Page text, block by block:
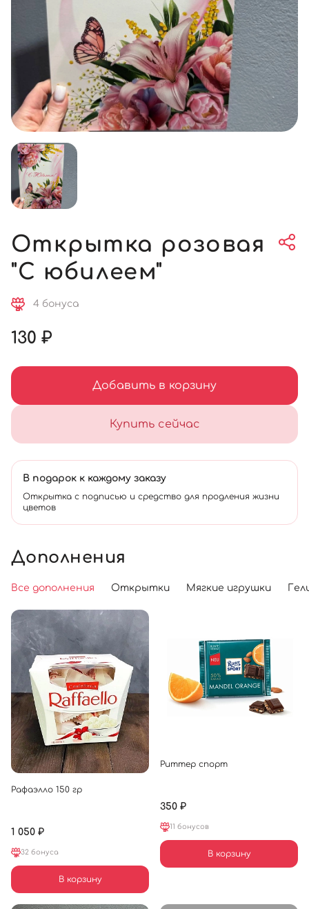
Открытка розовая
"С юбилеем"
4 бонуса
130 ₽
Добавить в корзину
Купить сейчас
В подарок к каждому заказу
Открытка с подписью и средство для продления жизни
цветов
Дополнения
Все дополнения Открытки Мягкие игрушки
Рафаэлло 150 гр
1 050 ₽
32 бонуса
В корзину
Риттер спорт
350 ₽
11 бонусов
В корзину